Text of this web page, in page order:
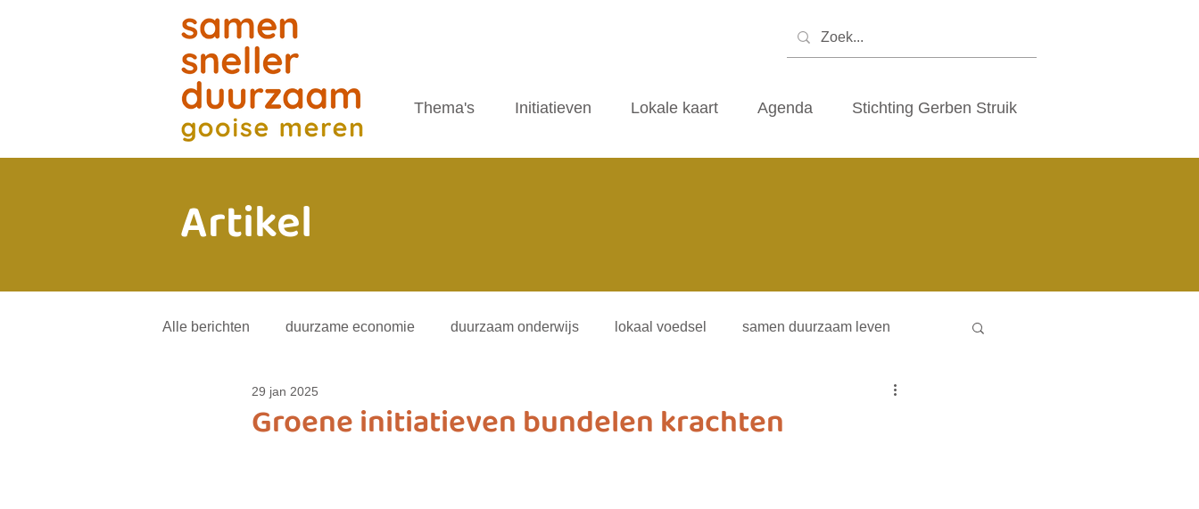
Thema's Initiatieven Lokale kaart Agenda Stichting Gerben Struik
Artikel
Alle berichten duurzame economie duurzaam onderwijs lokaal voedsel samen duurzaam leven
energietransitieGroene initiatieven bundelen krachten
29 jan 2025